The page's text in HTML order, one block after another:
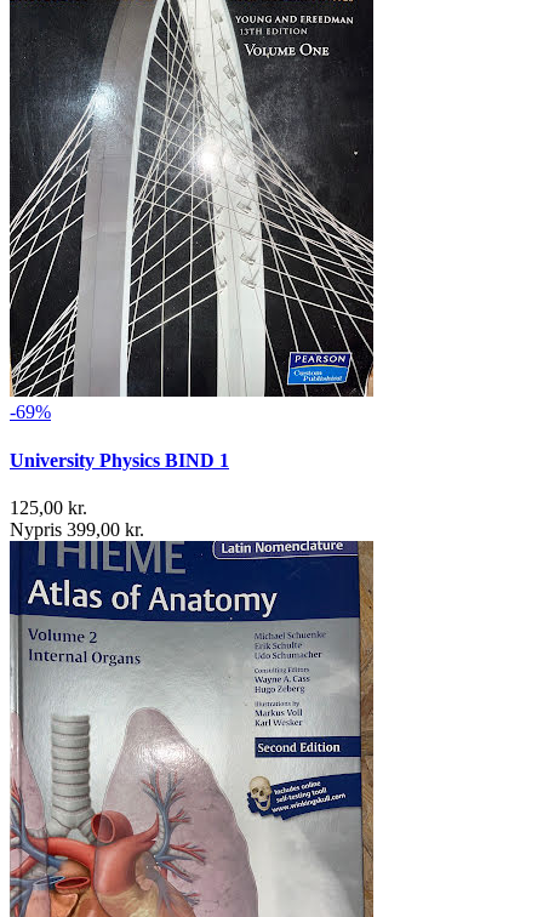
-69%
University Physics BIND 1
125,00 kr.
Nypris 399,00 kr.